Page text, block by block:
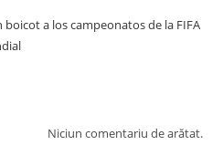
boicot a los campeonatos de la FIFA
Niciun comentariu de arătat.